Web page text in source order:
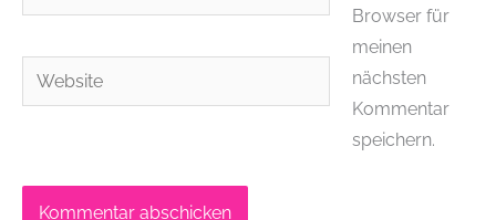
Mail-
Website
Browser für
meinen
nächsten
Kommentar
speichern.